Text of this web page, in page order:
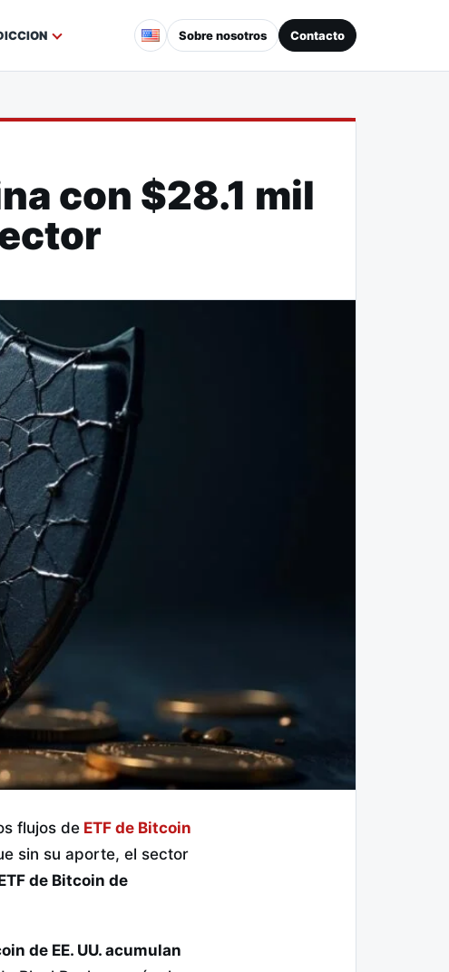
Sobre nosotros Contacto
con $28.1 mil
flujos de ETF de Bitcoin
sin su aporte, el sector
de Bitcoin de
de EE. UU. acumulan